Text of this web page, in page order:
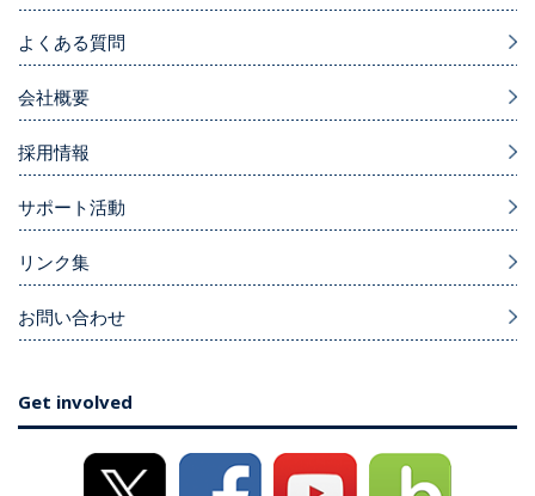
よくある質問
会社概要
採用情報
サポート活動
リンク集
お問い合わせ
Get involved